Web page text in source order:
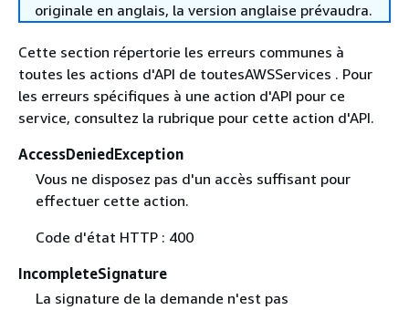
originale en anglais, la version anglaise prévaudra.
Cette section répertorie les erreurs communes à
toutes les actions d'API de toutesAWSServices . Pour
les erreurs spécifiques à une action d'API pour ce
service, consultez la rubrique pour cette action d'API.
AccessDeniedException
Vous ne disposez pas d'un accès suffisant pour
effectuer cette action.
Code d'état HTTP : 400
IncompleteSignature
La signature de la demande n'est pas